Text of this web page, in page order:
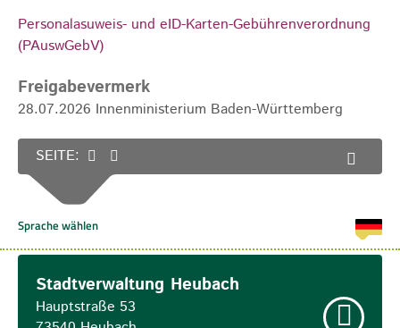
Personalasuweis- und eID-Karten-Gebührenverordnung
(PAuswGebV)
Freigabevermerk
28.07.2026 Innenministerium Baden-Württemberg
SEITE:
Stadtverwaltung Heubach
Hauptstraße 53